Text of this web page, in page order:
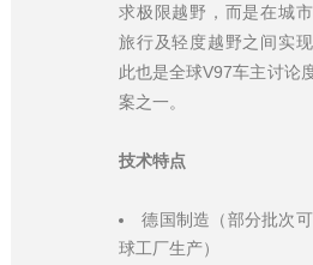
求极限越野，而是在城
旅行及轻度越野之间实
此也是全球V97车主讨论
案之一。
技术特点
德国制造（部分批次
球工厂生产）